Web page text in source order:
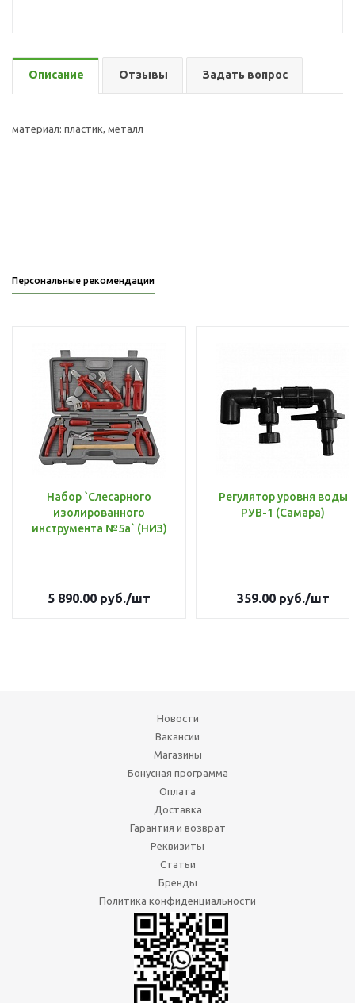
Описание Отзывы Задать вопрос
материал: пластик, металл
Персональные рекомендации
Набор `Слесарного
изолированного
инструмента №5а` (НИЗ)
5 890.00 руб./шт
Регулятор уровня воды
РУВ-1 (Самара)
359.00руб./шт
Новости
Вакансии
Магазины
Бонусная программа
Оплата
Доставка
Гарантия и возврат
Реквизиты
Статьи
Бренды
Политика конфиденциальности